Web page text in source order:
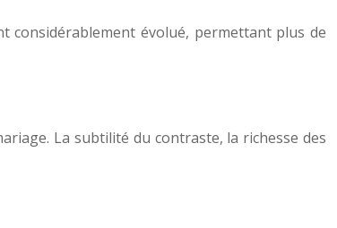
considérablement évolué, permettant plus de
La subtilité du contraste, la richesse des